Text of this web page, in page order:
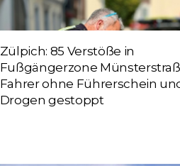
Zülpich: 85 Verstöße in
Fußgängerzone
Fahrer ohne Führerschein
Drogen gestoppt